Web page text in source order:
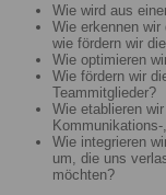
Wie wird aus
Wie erkennen
wie fördern wir
Wie optimieren
Wie fördern wir
Teammitglieder?
Wie etablieren
Wie integrieren
um, die uns
möchten?